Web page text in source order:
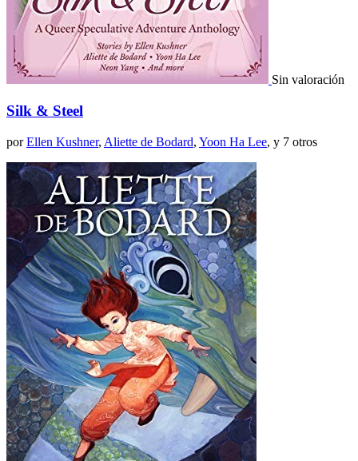
Sin valoración
Silk & Steel
porEllen Kushner, Aliette de Bodard, Yoon Ha Lee, y 7 otros